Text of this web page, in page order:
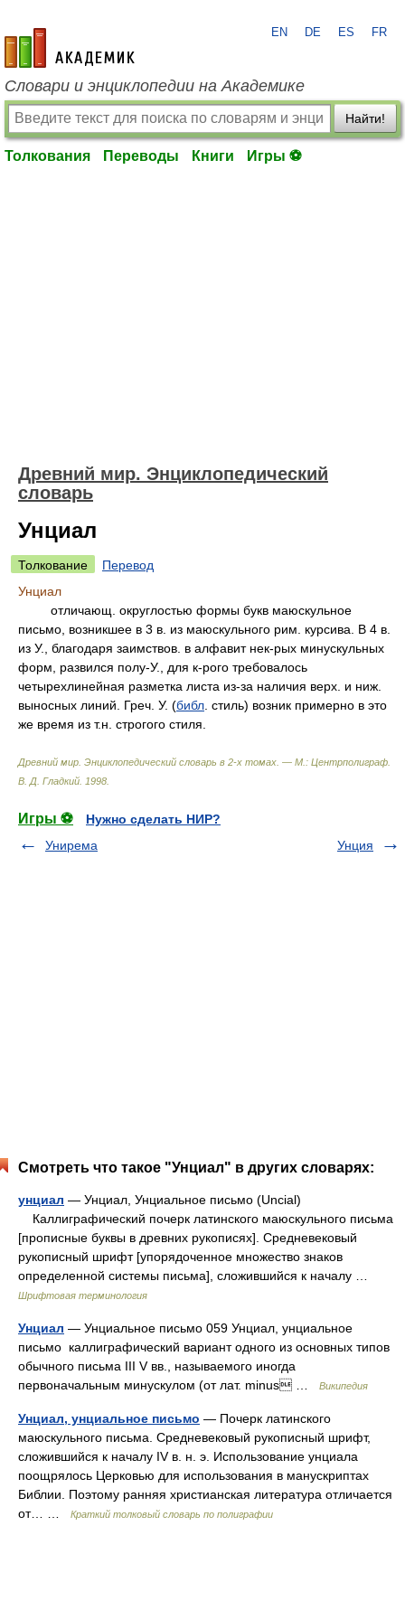
academic.ru
EN DE ES FR
Словари и энциклопедии на Академике
Найти!
Толкования Переводы Книги Игры ⚽
Древний мир. Энциклопедический
словарь
Унциал
Толкование
Перевод
Унциал
отличающ. округлостью формы букв маюскульное
письмо, возникшее в 3 в. из маюскульного рим. курсива. В 4 в.
из У., благодаря заимствов. в алфавит нек-рых минускульных
форм, развился полу-У., для к-рого требовалось
четырехлинейная разметка листа из-за наличия верх. и ниж.
выносных линий. Греч. У. (библ . стиль) возник примерно в это
же время из т.н. строгого стиля.
Древний мир. Энциклопедический словарь в 2-х томах. — М.: Центрполиграф
В. Д. Гладкий 1998
Игры ⚽
Нужно сделать НИР?
Унирема
Унция
Смотреть что такое "Унциал" в других словарях:
унциал — Унциал, Унциальное письмо (Uncial)
Каллиграфический почерк латинского маюскульного письма
[прописные буквы в древних рукописях]. Средневековый
рукописный шрифт [упорядоченное множество знаков
определенной системы письма], сложившийся к началу …
Шрифтовая терминология
Унциал — Унциальное письмо 059 Унциал, унциальное
письмо каллиграфический вариант одного из основных типов
обычного письма III V вв., называемого иногда
первоначальным минускулом (от лат. minus …
Википедия
Унциал, унциальное письмо — Почерк латинского
маюскульного письма. Средневековый рукописный шрифт,
сложившийся к началу IV в. н. э. Использование унциала
поощрялось Церковью для использования в манускриптах
Библии. Поэтому ранняя христианская литература отличается
от… …
Краткий толковый словарь по полиграфии